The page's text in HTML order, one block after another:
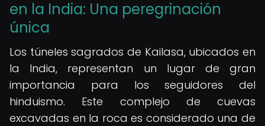
en la India: Una peregrinación
única
Los túneles sagrados de Kailasa, ubicados en
la India, representan un lugar de gran
importancia para los seguidores del
hinduismo. Este complejo de cuevas
excavadas en la roca es considerado una de